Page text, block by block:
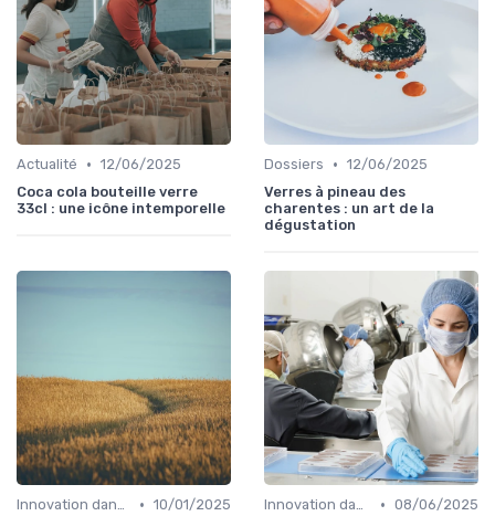
Actualité • 12/06/2025
Coca cola bouteille verre
33cl : une icône intemporelle
Dossiers • 12/06/2025
Verres à pineau des
charentes : un art de la
dégustation
Innovation dans la food • 10/01/2025
Innovation dans la food • 08/06/2025